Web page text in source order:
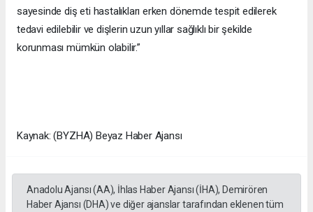
sayesinde diş eti hastalıkları erken dönemde tespit edilerek
tedavi edilebilir ve dişlerin uzun yıllar sağlıklı bir şekilde
korunması mümkün olabilir.”
Kaynak: (BYZHA) Beyaz Haber Ajansı
Anadolu Ajansı (AA), İhlas Haber Ajansı (İHA), Demirören
Haber Ajansı (DHA) ve diğer ajanslar tarafından eklenen tüm